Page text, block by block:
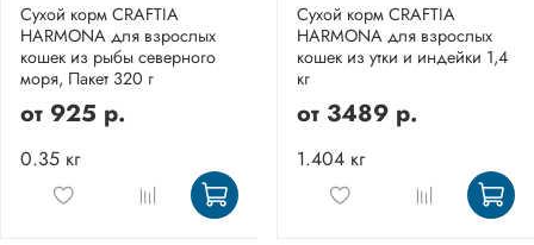
Сухой корм CRAFTIA
HARMONA для взрослых
кошек из рыбы северного
моря, Пакет 320 г
от 925 р.
0.35 кг
Сухой корм CRAFTIA
HARMONA для взрослых
кошек из утки и индейки 1,4
кг
от 3489 р.
1.404 кг